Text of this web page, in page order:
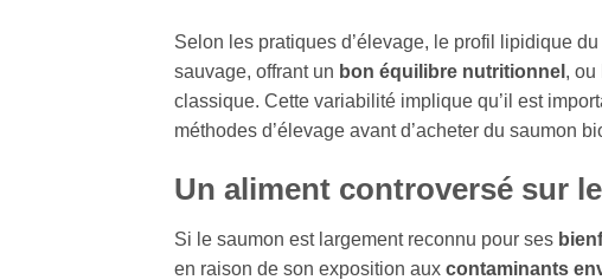
Selon les pratiques d’élevage, le profil lipidique
sauvage, offrant un bon équilibre nutritionnel , ou
classique. Cette variabilité implique qu’il est
méthodes d’élevage avant d’acheter du saumon
Un aliment controversé sur
Si le saumon est largement reconnu pour ses
en raison de son exposition aux contaminants